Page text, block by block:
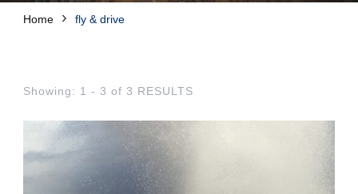
Home fly & drive
Showing: 1 - 3 of 3 RESULTS